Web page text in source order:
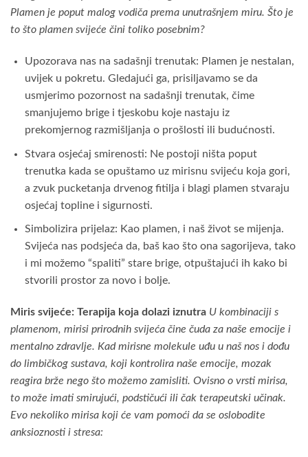
Plamen je poput malog vodiča prema unutrašnjem miru. Što je
to što plamen svijeće čini toliko posebnim?
Upozorava nas na sadašnji trenutak: Plamen je nestalan,
uvijek u pokretu. Gledajući ga, prisiljavamo se da
usmjerimo pozornost na sadašnji trenutak, čime
smanjujemo brige i tjeskobu koje nastaju iz
prekomjernog razmišljanja o prošlosti ili budućnosti.
Stvara osjećaj smirenosti: Ne postoji ništa poput
trenutka kada se opuštamo uz mirisnu svijeću koja gori,
a zvuk pucketanja drvenog fitilja i blagi plamen stvaraju
osjećaj topline i sigurnosti.
Simbolizira prijelaz: Kao plamen, i naš život se mijenja.
Svijeća nas podsjeća da, baš kao što ona sagorijeva, tako
i mi možemo “spaliti” stare brige, otpuštajući ih kako bi
stvorili prostor za novo i bolje.
Miris svijeće: Terapija koja dolazi iznutra U kombinaciji s
plamenom, mirisi prirodnih svijeća čine čuda za naše emocije i
mentalno zdravlje. Kad mirisne molekule uđu u naš nos i dođu
do limbičkog sustava, koji kontrolira naše emocije, mozak
reagira brže nego što možemo zamisliti. Ovisno o vrsti mirisa,
to može imati smirujući, podstičući ili čak terapeutski učinak.
Evo nekoliko mirisa koji će vam pomoći da se oslobodite
anksioznosti i stresa: